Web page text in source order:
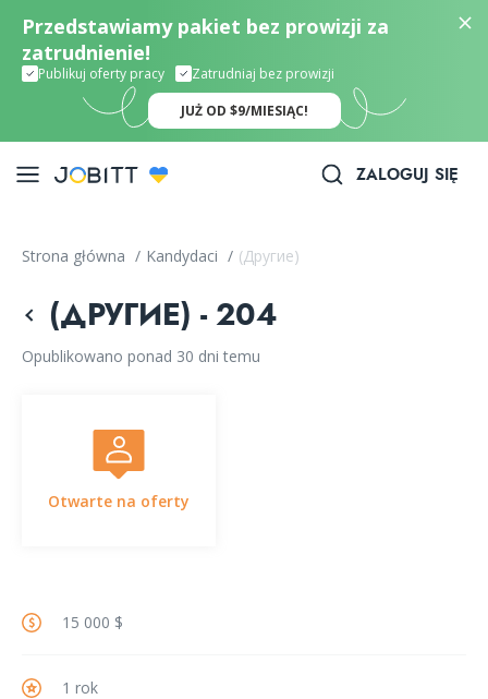
Przedstawiamy pakiet bez prowizji za
zatrudnienie!
Publikuj oferty pracy Zatrudniaj bez prowizji
JUŻ OD $9/MIESIĄC!
ZALOGUJ SIĘ
Strona główna / Kandydaci / (Другие)
(ДРУГИЕ) - 204
Opublikowano ponad 30 dni temu
Otwarte na oferty
15 000 $
1 rok